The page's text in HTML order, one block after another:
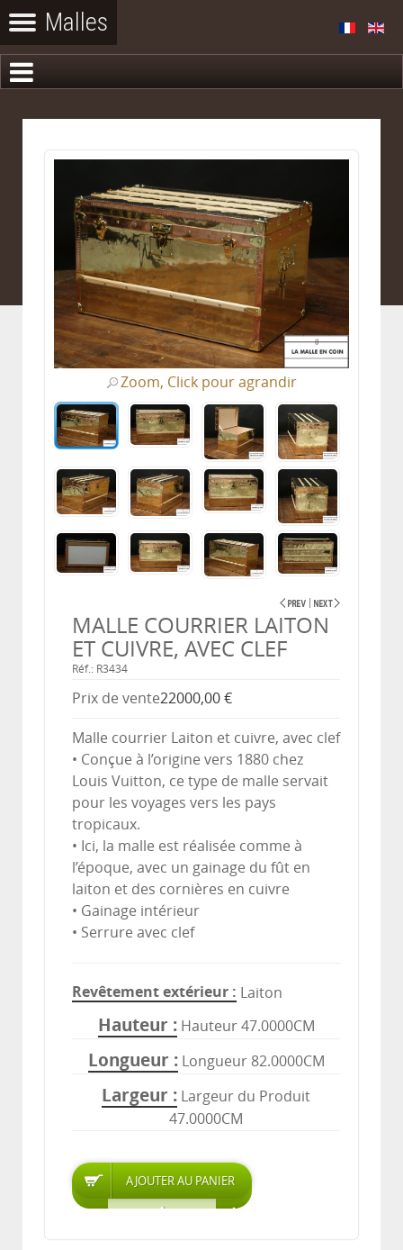
Zoom, Click pour agrandir
MALLE COURRIER LAITON
ET CUIVRE, AVEC CLEF
Réf.: R3434
Prix ​​de vente22000,00 €
Malle courrier Laiton et cuivre, avec clef
• Conçue à l’origine vers 1880 chez
Louis Vuitton, ce type de malle servait
pour les voyages vers les pays
tropicaux.
• Ici, la malle est réalisée comme à
l’époque, avec un gainage du fût en
laiton et des cornières en cuivre
• Gainage intérieur
• Serrure avec clef
Revêtement extérieur Laiton
Hauteur Hauteur 47.0000CM
Longueur Longueur 82.0000CM
Largeur
Largeur du Produit
47.0000CM